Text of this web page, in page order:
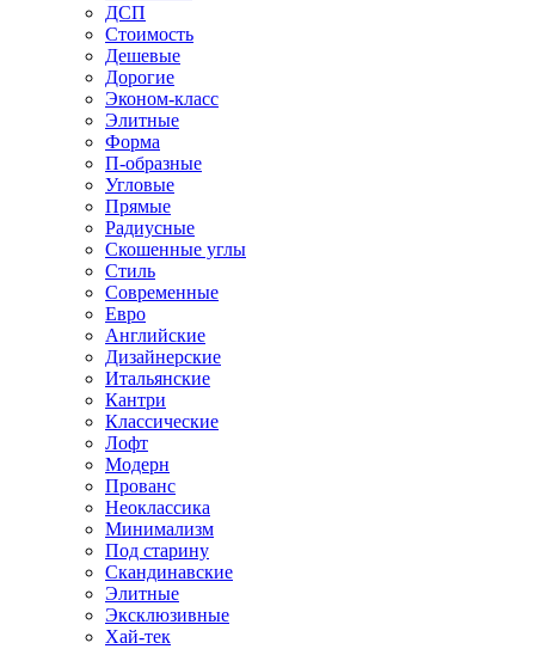
ДСП
Стоимость
Дешевые
Дорогие
Эконом-класс
Элитные
Форма
П-образные
Угловые
Прямые
Радиусные
Скошенные углы
Стиль
Современные
Евро
Английские
Дизайнерские
Итальянские
Кантри
Классические
Лофт
Модерн
Прованс
Неоклассика
Минимализм
Под старину
Скандинавские
Элитные
Эксклюзивные
Хай-тек